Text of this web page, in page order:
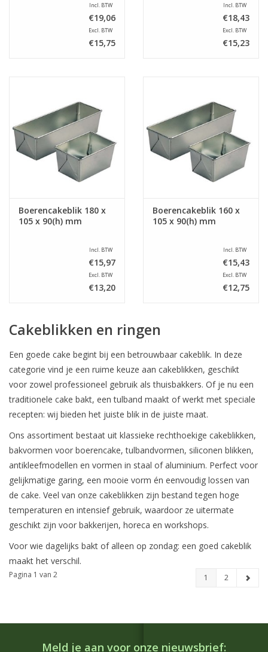
Incl. BTW
€19,06
Excl. BTW
€15,75
Incl. BTW
€18,43
Excl. BTW
€15,23
Boerencakeblik 180 x
105 x 90(h) mm
Incl. BTW
€15,97
Excl. BTW
€13,20
Boerencakeblik 160 x
105 x 90(h) mm
Incl. BTW
€15,43
Excl. BTW
€12,75
Cakeblikken en ringen
Een goede cake begint bij een betrouwbaar cakeblik. In deze
categorie vind je een ruime keuze aan cakeblikken, geschikt
voor zowel professioneel gebruik als thuisbakkers. Of je nu een
traditionele cake bakt, een tulband maakt of werkt met speciale
recepten: wij bieden het juiste blik in de juiste maat.
Ons assortiment bestaat uit klassieke rechthoekige cakeblikken,
bakvormen voor boerencake, tulbandvormen, siliconen blikken,
antikleefmodellen en vormen in staal of aluminium. Perfect voor
gelijkmatige garing, een mooie vorm én eenvoudig lossen van
de cake. Veel van onze cakeblikken zijn bestand tegen hoge
temperaturen en intensief gebruik, waardoor ze uitermate
geschikt zijn voor bakkerijen, horeca en workshops.
Voor wie dagelijks bakt of alleen op zondag: een goed cakeblik
maakt het verschil.
Pagina 1 van 2 1 2
Meld je aan voor onze nieuwsbrief: